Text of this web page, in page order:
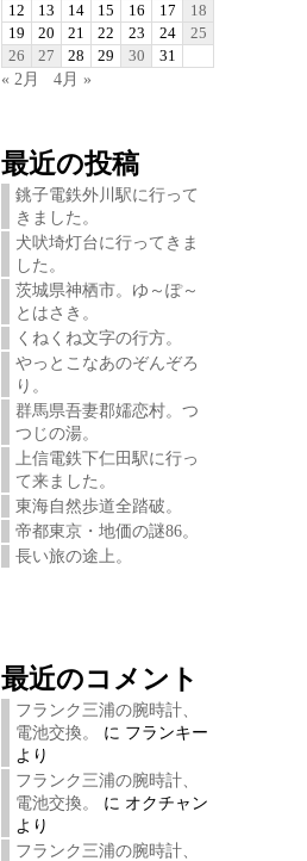
12
13 14 15 16 17
18
19
20 21 22 23 24
25
26
27 28 29 30 31
« 2月 4月 »
最近の投稿
銚子電鉄外川駅に行って
きました。
犬吠埼灯台に行ってきま
した。
茨城県神栖市。ゆ～ぽ～
とはさき。
くねくね文字の行方。
やっとこなあのぞんぞろ
り。
群馬県吾妻郡嬬恋村。つ
つじの湯。
上信電鉄下仁田駅に行っ
て来ました。
東海自然歩道全踏破。
帝都東京・地価の謎86。
長い旅の途上。
最近のコメント
フランク三浦の腕時計、
電池交換。
に フランキー
より
フランク三浦の腕時計、
電池交換。
に オクチャン
より
フランク三浦の腕時計、